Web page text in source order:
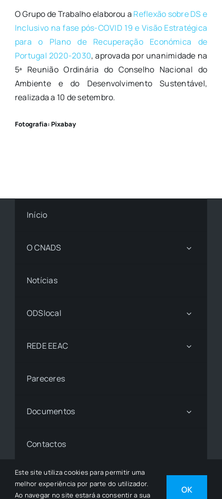
O Grupo de Trabalho elaborou a Reflexão sobre DS e
Inclusivo na fase pós-COVID 19 e Visão Estratégica
para o Plano de Recuperação Económica de
Portugal 2020-2030, aprovada por unanimidade na
5ª Reunião Ordinária do Conselho Nacional do
Ambiente e do Desenvolvimento Sustentável,
realizada a 10 de setembro.
Fotografia: Pixabay
Início
O CNADS
Notícias
ODSlocal
REDE EEAC
Pareceres
Documentos
Contactos
© 1997 - 2026• © Todos os Direitos Reservados •
Desenvolvido porSGSI
Este site utiliza cookies para permitir uma
melhor experiência por parte do utilizador.
Ao navegar no site estará a consentir a sua
OK